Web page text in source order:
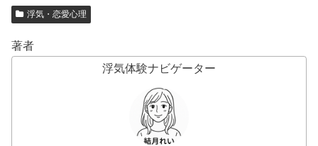
浮気・恋愛心理
著者
浮気体験ナビゲーター